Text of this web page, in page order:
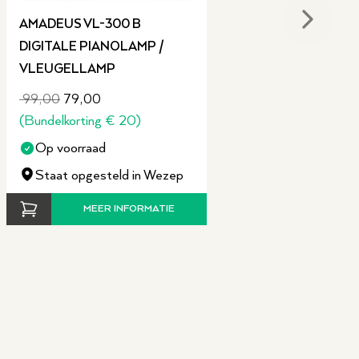
2 x (45W + 45W)
Ja
Ja
Geen
Gemiddeld
CFX and Bosendorfer Imperial piano and
Binaural sampling
AMADEUS VL-300 B
DIGITALE PIANOLAMP /
VLEUGELLAMP
99,00 79,00
(Bundelkorting € 20)
Op voorraad
Staat opgesteld in Wezep
MEER INFORMATIE
Next